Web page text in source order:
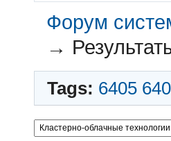
Форум
→
Tags: 6405